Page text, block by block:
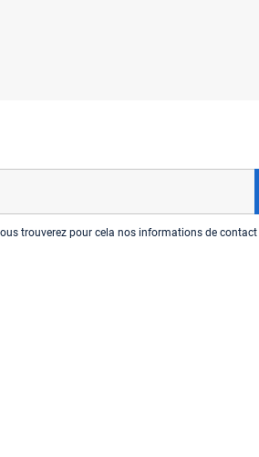
trouverez pour cela nos informations de